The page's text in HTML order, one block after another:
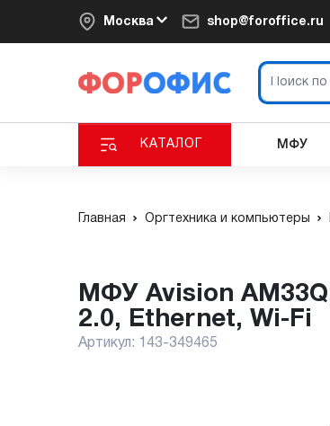
Москва shop@foroffice.ru
КАТАЛОГ МФУ
Главная Оргтехника и компьютеры
МФУ Avision AM33Q, LSU, A4/Legal, 33 стр/мин, 1 ГГц, 512 Мб, USB
2.0, Ethernet, Wi-Fi
Артикул: 143-349465